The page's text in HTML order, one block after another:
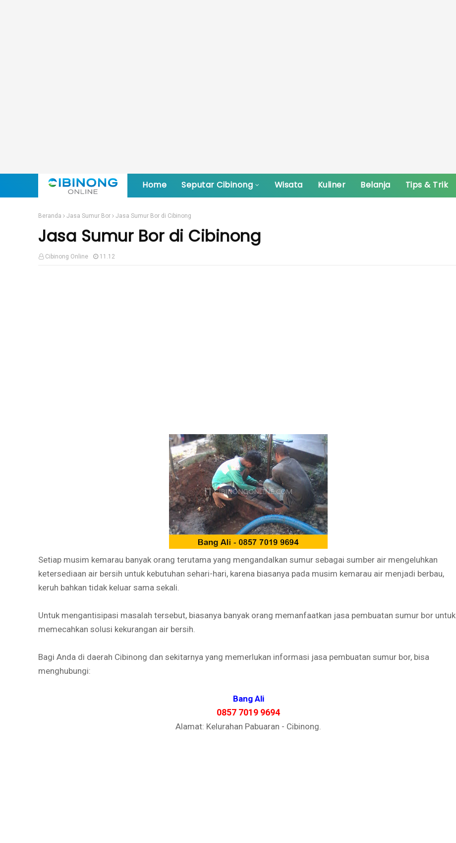
Home Seputar Cibinong Wisata Kuliner Belanja Tips & Trik
Beranda Jasa Sumur Bor Jasa Sumur Bor di Cibinong
Jasa Sumur Bor di Cibinong
Cibinong Online 11.12
Setiap musim kemarau banyak orang terutama yang mengandalkan sumur sebagai sumber air mengeluhkan
ketersediaan air bersih untuk kebutuhan sehari-hari, karena biasanya pada musim kemarau air menjadi berbau,
keruh bahkan tidak keluar sama sekali.
Untuk mengantisipasi masalah tersebut, biasanya banyak orang memanfaatkan jasa pembuatan sumur bor untuk
memecahkan solusi kekurangan air bersih.
Bagi Anda di daerah Cibinong dan sekitarnya yang memerlukan informasi jasa pembuatan sumur bor, bisa
menghubungi:
Bang Ali
0857 7019 9694
Alamat: Kelurahan Pabuaran - Cibinong.